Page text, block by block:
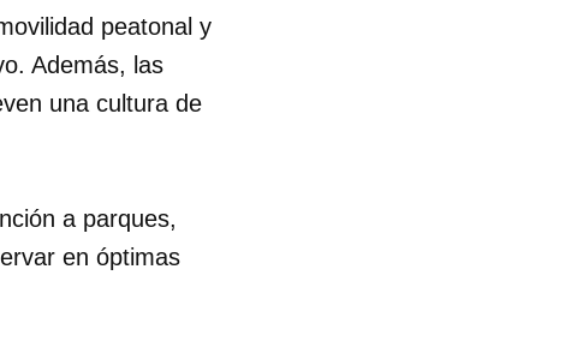
peatonal y
Además, las
una cultura de
a parques,
en óptimas